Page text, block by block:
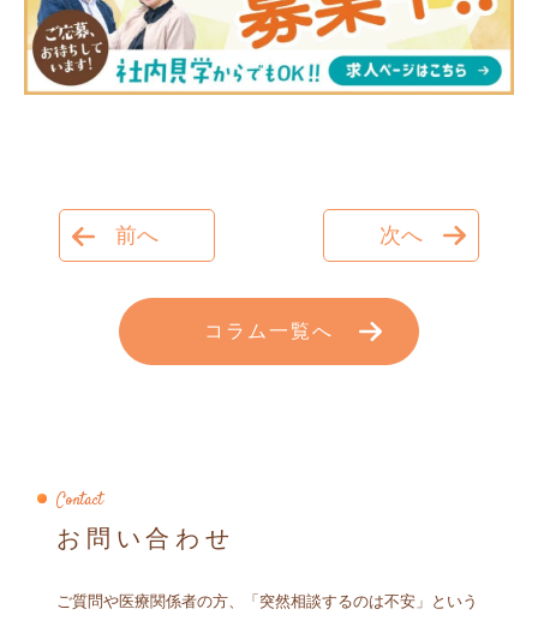
前へ 次へ
コラム一覧へ
Contact
お問い合わせ
ご質問や医療関係者の方、「突然相談するのは不安」という